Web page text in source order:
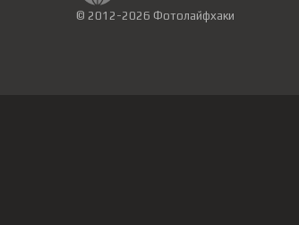
© 2012-2026 Фотолайфхаки